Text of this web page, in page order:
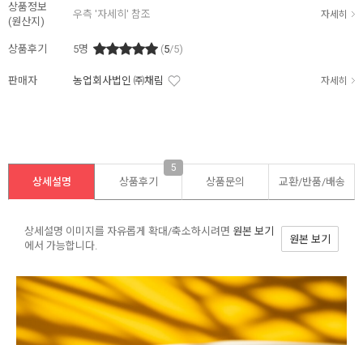
상품정보
(원산지)
우측 '자세히' 참조 자세히
상품후기 5명 (5/5)
판매자 농업회사법인 ㈜채림 자세히
상세설명 상품후기
5
상품문의 교환/반품/배송
상세설명 이미지를 자유롭게 확대/축소하시려면 원본 보기
에서 가능합니다.
원본 보기